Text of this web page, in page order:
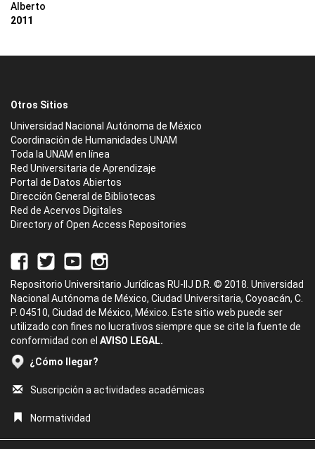
Alberto
2011
Otros Sitios
Universidad Nacional Autónoma de México
Coordinación de Humanidades UNAM
Toda la UNAM en línea
Red Universitaria de Aprendizaje
Portal de Datos Abiertos
Dirección General de Bibliotecas
Red de Acervos Digitales
Directory of Open Access Repositories
Repositorio Universitario Jurídicas RU-IIJ D.R. © 2018. Universidad
Nacional Autónoma de México, Ciudad Universitaria, Coyoacán, C.
P. 04510, Ciudad de México, México. Este sitio web puede ser
utilizado con fines no lucrativos siempre que se cite la fuente de
conformidad con el AVISO LEGAL.
¿Cómo llegar?
Suscripción a actividades académicas
Normatividad